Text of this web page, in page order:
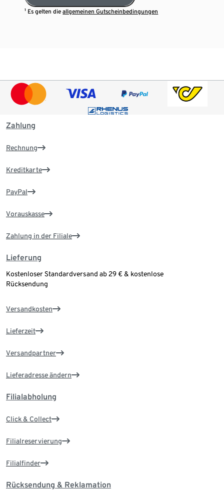
¹ Es gelten dieallgemeinen Gutscheinbedingungen
Zahlung
Rechnung
Kreditkarte
PayPal
Vorauskasse
Zahlung in der Filiale
Lieferung
Kostenloser Standardversand ab 29 € & kostenlose
Rücksendung
Versandkosten
Lieferzeit
Versandpartner
Lieferadresse ändern
Filialabholung
Click & Collect
Filialreservierung
Filialfinder
Rücksendung & Reklamation